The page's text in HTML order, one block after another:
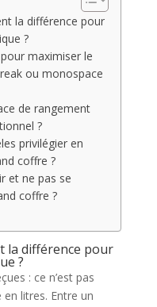
la différence pour
?
maximiser le
ou monospace
de rangement
?
privilégier en
coffre ?
et ne pas se
coffre ?
la différence pour
?
: ce n’est pas
en litres. Entre un